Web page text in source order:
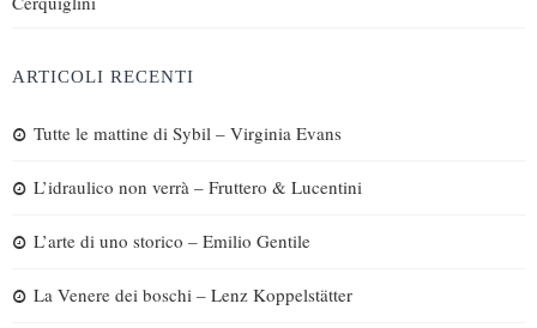
ARTICOLI RECENTI
Tutte le mattine di Sybil – Virginia Evans
L’idraulico non verrà – Fruttero & Lucentini
L’arte di uno storico – Emilio Gentile
La Venere dei boschi – Lenz Koppelstätter